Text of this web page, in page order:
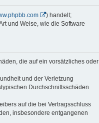
) handelt;
und Weise, wie die Software
die auf ein vorsätzliches oder
und der Verletzung
Durchschnittsschäden
auf die bei Vertragsschluss
insbesondere entgangenen